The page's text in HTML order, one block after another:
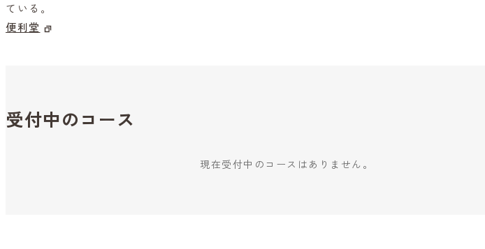
ている。
便利堂
受付中のコース
現在受付中のコースはありません。